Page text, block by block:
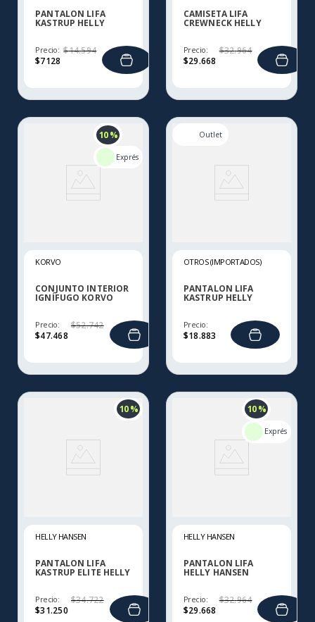
PANTALON LIFA
KASTRUP HELLY
Precio:
$7128
$14.594
CAMISETA LIFA
CREWNECK HELLY
Precio:
$29.668
$32.964
10 %
KORVO
CONJUNTO INTERIOR
IGNÍFUGO KORVO
Precio:
$47.468
$52.742
OTROS (IMPORTADOS)
PANTALON LIFA
KASTRUP HELLY
Precio:
$18.883
10 %
HELLY HANSEN
PANTALON LIFA
KASTRUP ELITE HELLY
Precio:
$31.250
$34.722
10 %
HELLY HANSEN
PANTALON LIFA
HELLY HANSEN
Precio:
$29.668
$32.964